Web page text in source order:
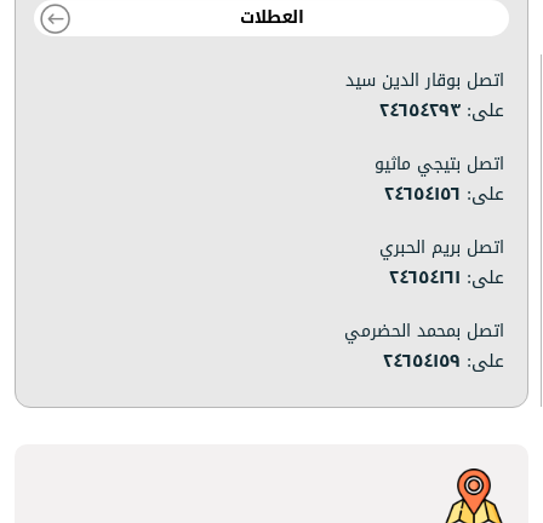
العطلات
اتصل بوقار الدين سيد
على: ٢٤٦٥٤٢٩٣
اتصل بتيجي ماثيو
على: ٢٤٦٥٤١٥٦
اتصل بريم الحبري
على: ٢٤٦٥٤١٦١
اتصل بمحمد الحضرمي
على: ٢٤٦٥٤١٥٩